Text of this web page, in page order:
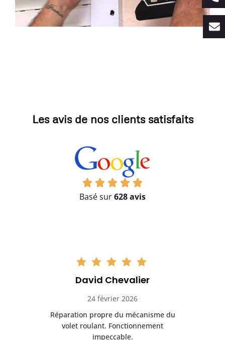
Les avis de nos clients satisfaits
Basé sur628 avis
David Chevalier
24 février 2026
Réparation propre du mécanisme du
volet roulant. Fonctionnement
impeccable.